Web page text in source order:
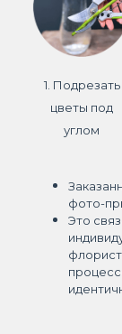
1. Подрезать
цветы под
углом
фото-
Это